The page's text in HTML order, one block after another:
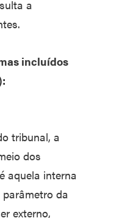
a
incluídos
tribunal, a
dos
aquela interna
da
externo,